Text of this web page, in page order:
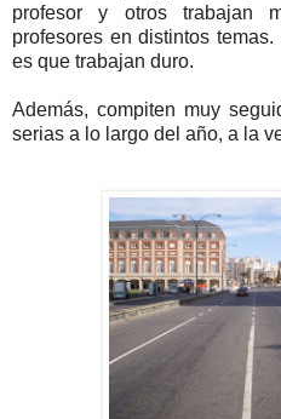
profesor y otros trabajan
profesores en distintos
es que trabajan duro.
Además, compiten muy
serias a lo largo del año, a la